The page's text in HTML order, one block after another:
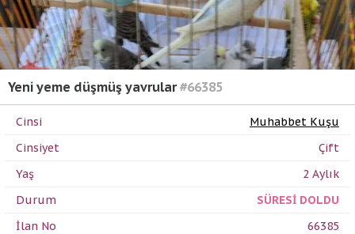
Yeni yeme düşmüş yavrular#66385
Cinsi
Muhabbet Kuşu
Cinsiyet
Çift
Yaş
2 Aylık
Durum
SÜRESİ DOLDU
İlan No
66385